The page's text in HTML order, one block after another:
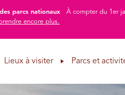
parcs nationaux
À compter du 1er
encore plus.
Lieux à visiter Parcs et